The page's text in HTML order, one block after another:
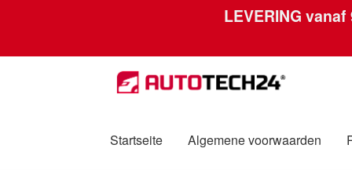
LEVERING vanaf
Ga
door
navigatie
Ga
naar
inhoud
Startseite Algemene voorwaarden